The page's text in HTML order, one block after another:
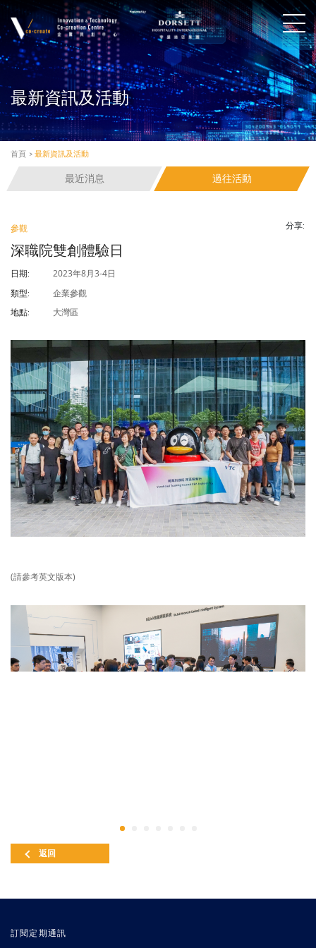
最新資訊及活動
首頁 > 最新資訊及活動
最近消息 過往活動
參觀 分享:
深職院雙創體驗日
日期: 2023年8月3-4日
類型: 企業參觀
地點: 大灣區
(請參考英文版本)
返回
訂閱定期通訊